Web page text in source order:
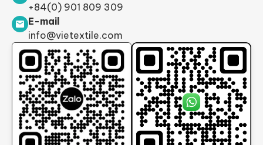
+84(0) 901 809 309
E-mail
info@vietextile.com